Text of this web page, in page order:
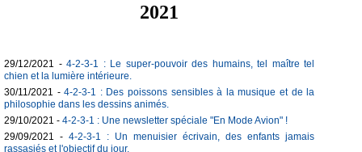
2021
29/12/2021 -4-2-3-1 : Le super-pouvoir des humains, tel maître tel
chien et la lumière intérieure.
30/11/2021 -4-2-3-1 : Des poissons sensibles à la musique et de la
philosophie dans les dessins animés.
29/10/2021 - 4-2-3-1 : Une newsletter spéciale "En Mode Avion" !
29/09/2021 -4-2-3-1 : Un menuisier écrivain, des enfants jamais
rassasiés et l'objectif du jour.